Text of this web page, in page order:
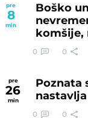
pre
8
min
Boško
komšije,
0 0
pre
26
min
Poznata
0 0